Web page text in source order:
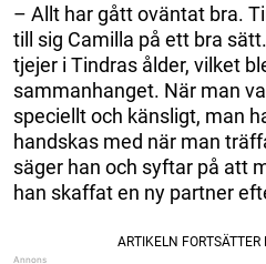
– Allt har gått oväntat bra.
till sig Camilla på ett bra
tjejer i Tindras ålder, vilket
sammanhanget. När man
speciellt och känsligt, man
handskas med när man
säger han och syftar på att
han skaffat en ny partner